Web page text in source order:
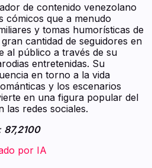
de contenido venezolano
cómicos que a menudo
y tomas humorísticas de
cantidad de seguidores en
al público a través de su
entretenidas. Su
en torno a la vida
y los escenarios
en una figura popular del
las redes sociales.
87,2100
por IA